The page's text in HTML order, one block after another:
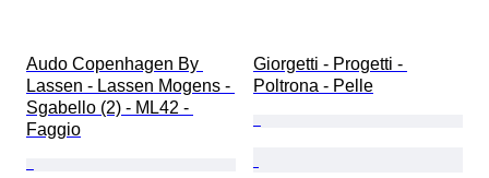
Audo Copenhagen By
Lassen - Lassen Mogens -
Sgabello (2) - ML42 -
Faggio
Giorgetti - Progetti -
Poltrona - Pelle